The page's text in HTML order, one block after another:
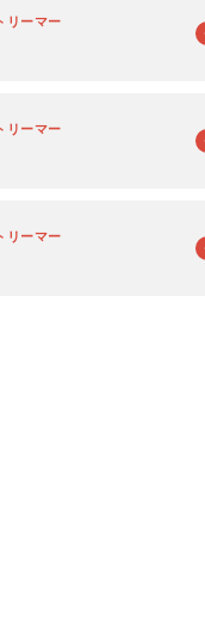
リーマー
リーマー
リーマー